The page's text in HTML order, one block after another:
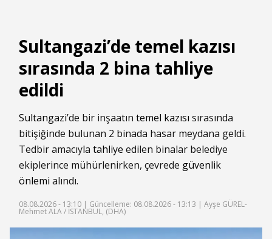
Sultangazi’de temel kazısı
sırasında 2 bina tahliye
edildi
Sultangazi’de bir inşaatın temel kazısı sırasında
bitişiğinde bulunan 2 binada hasar meydana geldi.
Tedbir amacıyla tahliye edilen binalar belediye
ekiplerince mühürlenirken, çevrede güvenlik
önlemi alındı.
08.08.2026 - 13:10 | Güncelleme: 08.08.2026 - 13:13 | Ayşe GÜREL-
Mehmet ALA / İSTANBUL, (DHA)